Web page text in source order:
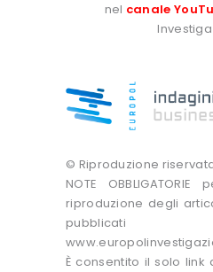
nel canale
© Riproduzione
NOTE
riproduzione degli
È consentito il solo